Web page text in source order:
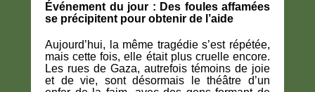
Événement du jour : Des foules affamées
se précipitent pour obtenir de l’aide
Aujourd’hui, la même tragédie s’est répétée,
mais cette fois, elle était plus cruelle encore.
Les rues de Gaza, autrefois témoins de joie
et de vie, sont désormais le théâtre d’un